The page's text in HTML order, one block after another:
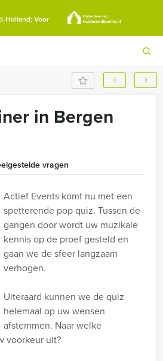
Holland; Voor
in Bergen
vragen
Actief Events komt nu met een
spetterende pop quiz. Tussen de
gangen door wordt uw muzikale
kennis op de proef gesteld en
gaan we de sfeer langzaam
verhogen.
Uiteraard kunnen we de quiz
helemaal op uw wensen
afstemmen. Naar welke
voorkeur uit?